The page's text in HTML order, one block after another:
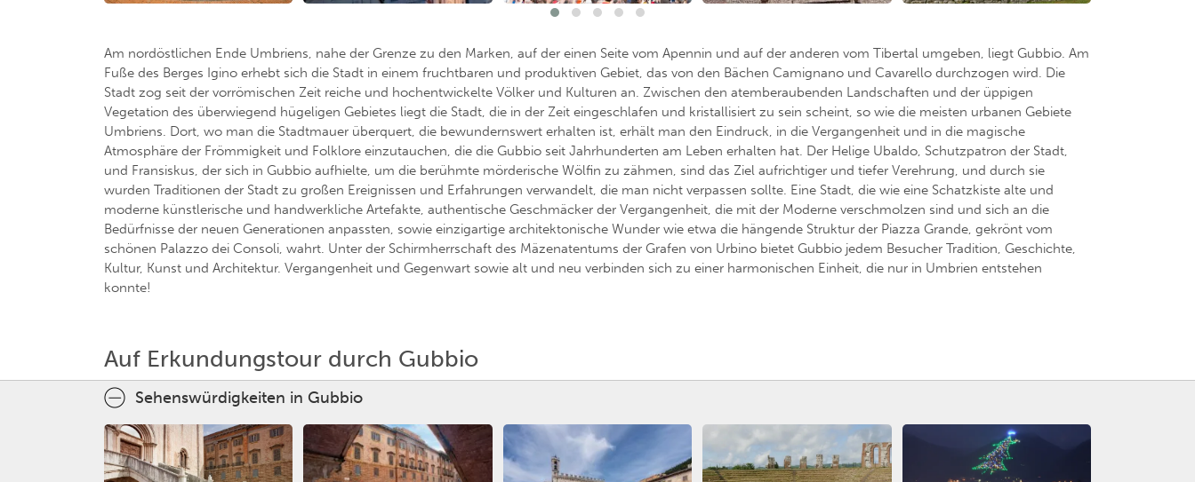
Am nordöstlichen Ende Umbriens, nahe der Grenze zu den Marken, auf der einen Seite vom Apennin und auf der anderen vom Tibertal umgeben, liegt Gubbio. Am
Fuße des Berges Igino erhebt sich die Stadt in einem fruchtbaren und produktiven Gebiet, das von den Bächen Camignano und Cavarello durchzogen wird. Die
Stadt zog seit der vorrömischen Zeit reiche und hochentwickelte Völker und Kulturen an. Zwischen den atemberaubenden Landschaften und der üppigen
Vegetation des überwiegend hügeligen Gebietes liegt die Stadt, die in der Zeit eingeschlafen und kristallisiert zu sein scheint, so wie die meisten urbanen Gebiete
Umbriens. Dort, wo man die Stadtmauer überquert, die bewundernswert erhalten ist, erhält man den Eindruck, in die Vergangenheit und in die magische
Atmosphäre der Frömmigkeit und Folklore einzutauchen, die die Gubbio seit Jahrhunderten am Leben erhalten hat. Der Helige Ubaldo, Schutzpatron der Stadt,
und Fransiskus, der sich in Gubbio aufhielte, um die berühmte mörderische Wölfin zu zähmen, sind das Ziel aufrichtiger und tiefer Verehrung, und durch sie
wurden Traditionen der Stadt zu großen Ereignissen und Erfahrungen verwandelt, die man nicht verpassen sollte. Eine Stadt, die wie eine Schatzkiste alte und
moderne künstlerische und handwerkliche Artefakte, authentische Geschmäcker der Vergangenheit, die mit der Moderne verschmolzen sind und sich an die
Bedürfnisse der neuen Generationen anpassten, sowie einzigartige architektonische Wunder wie etwa die hängende Struktur der Piazza Grande, gekrönt vom
schönen Palazzo dei Consoli, wahrt. Unter der Schirmherrschaft des Mäzenatentums der Grafen von Urbino bietet Gubbio jedem Besucher Tradition, Geschichte,
Kultur, Kunst und Architektur. Vergangenheit und Gegenwart sowie alt und neu verbinden sich zu einer harmonischen Einheit, die nur in Umbrien entstehen
konnte!
Auf Erkundungstour durch Gubbio
Sehenswürdigkeiten in Gubbio